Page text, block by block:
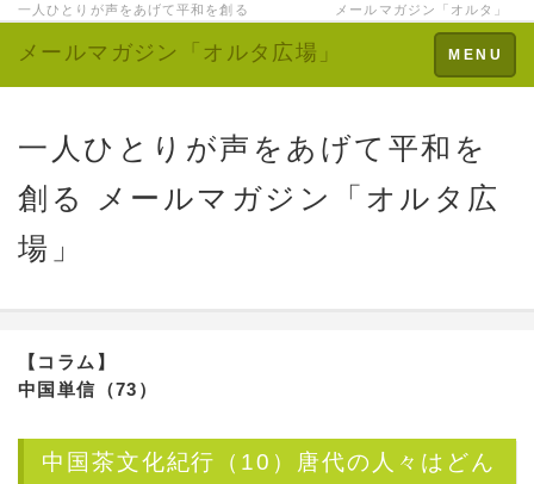
一人ひとりが声をあげて平和を創る メールマガジン「オルタ」
Toggle
navigation
MENU
メールマガジン「オルタ広場」
一人ひとりが声をあげて平和を
創る メールマガジン「オルタ広
場」
【コラム】
中国単信（73）
中国茶文化紀行（10）唐代の人々はどん